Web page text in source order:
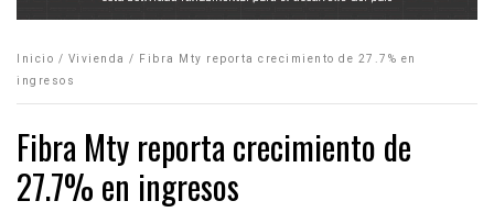
Inicio / Vivienda /
Fibra Mty reporta crecimiento de 27.7% en
ingresos
Fibra Mty reporta crecimiento de
27.7% en ingresos